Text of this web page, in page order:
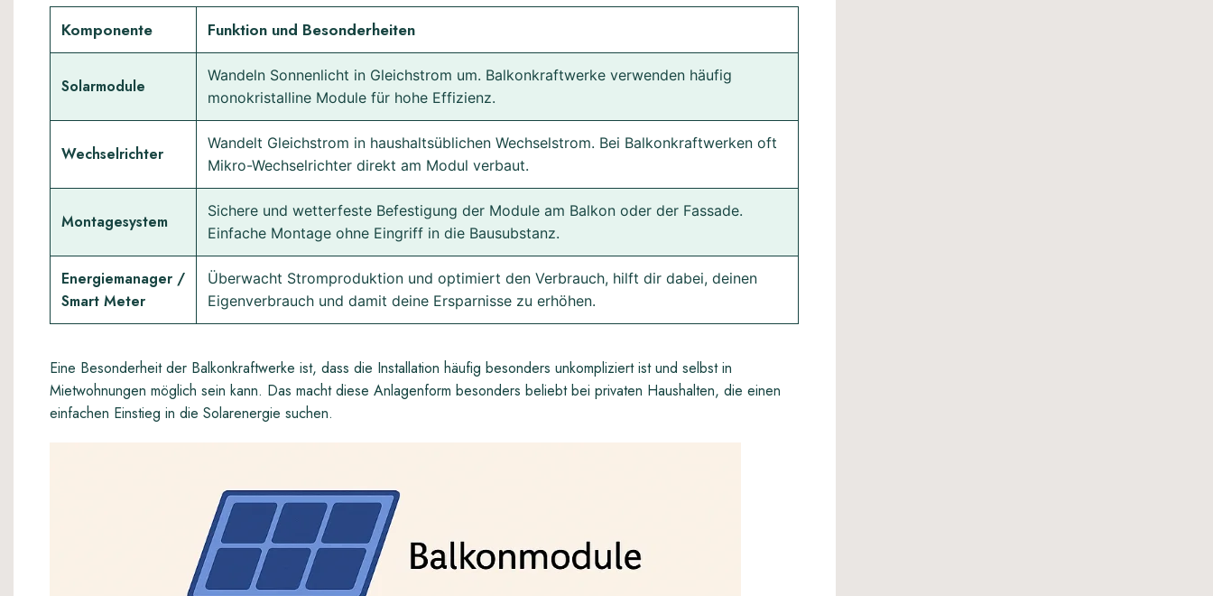
Komponente Funktion und Besonderheiten
Solarmodule
Wandeln Sonnenlicht in Gleichstrom um. Balkonkraftwerke verwenden häufig
monokristalline Module für hohe Effizienz.
Wechselrichter
Wandelt Gleichstrom in haushaltsüblichen Wechselstrom. Bei Balkonkraftwerken oft
Mikro-Wechselrichter direkt am Modul verbaut.
Montagesystem
Sichere und wetterfeste Befestigung der Module am Balkon oder der Fassade.
Einfache Montage ohne Eingriff in die Bausubstanz.
Energiemanager /
Smart Meter
Überwacht Stromproduktion und optimiert den Verbrauch, hilft dir dabei, deinen
Eigenverbrauch und damit deine Ersparnisse zu erhöhen.
Eine Besonderheit der Balkonkraftwerke ist, dass die Installation häufig besonders unkompliziert ist und selbst in
Mietwohnungen möglich sein kann. Das macht diese Anlagenform besonders beliebt bei privaten Haushalten, die einen
einfachen Einstieg in die Solarenergie suchen.